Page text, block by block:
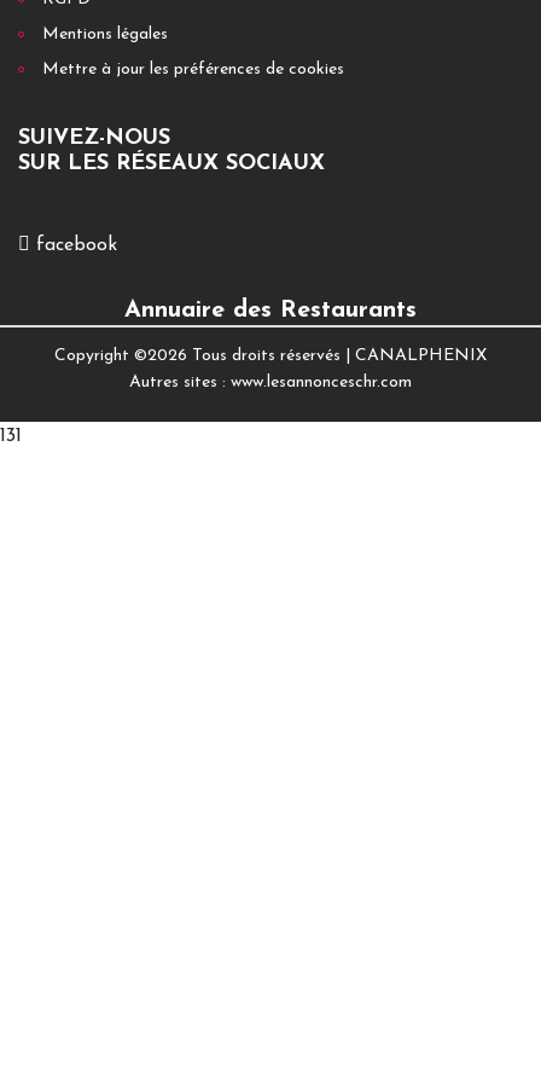
Mentions légales
Mettre à jour les préférences de cookies
SUIVEZ-NOUS
SUR LES RÉSEAUX SOCIAUX
facebook
Annuaire des Restaurants
Copyright ©2026 Tous droits réservés | CANALPHENIX
Autres sites : www.lesannonceschr.com
131